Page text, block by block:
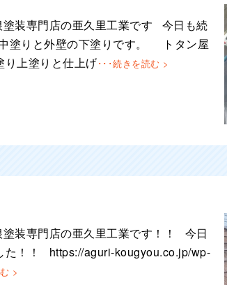
装専門店の亜久里工業です 今日も続
塗りと外壁の下塗りです。 トタン屋
り上塗りと仕上げ･･･続きを読む >
装専門店の亜久里工業です！！ 今日
た！！ https://aguri-kougyou.co.jp/wp-
>